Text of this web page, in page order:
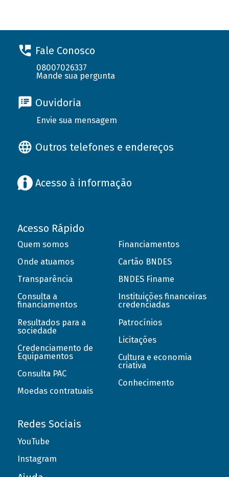
Fale Conosco
08007026337
Mande sua pergunta
Ouvidoria
Envie sua mensagem
Outros telefones e endereços
Acesso à informação
Acesso Rápido
Quem somos
Onde atuamos
Transparência
Consulta a
financiamentos
Resultados para a
sociedade
Credenciamento de
Equipamentos
Consulta PAC
Moedas contratuais
Financiamentos
Cartão BNDES
BNDES Finame
Instituições financeiras
credenciadas
Patrocínios
Licitações
Cultura e economia
criativa
Conhecimento
Redes Sociais
YouTube
Instagram